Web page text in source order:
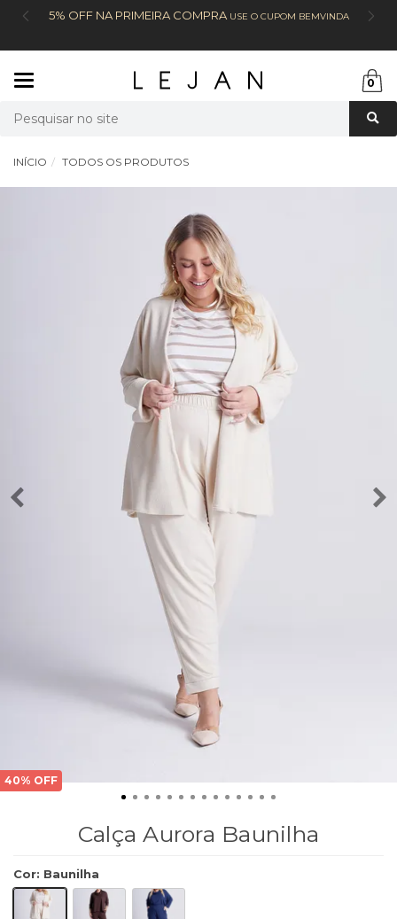
5% OFF NA PRIMEIRA COMPRA USE O CUPOM BEMVINDA
0
INÍCIO TODOS OS PRODUTOS
40% OFF
Calça Aurora Baunilha
Cor: Baunilha